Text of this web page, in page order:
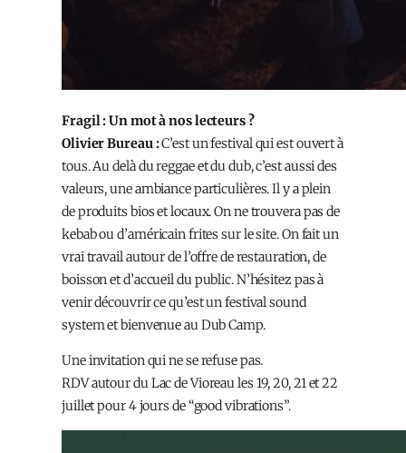
Fragil : Un mot à nos lecteurs ?
Olivier Bureau :C’est un festival qui est ouvert à
tous. Au delà du reggae et du dub, c’est aussi des
valeurs, une ambiance particulières. Il y a plein
de produits bios et locaux. On ne trouvera pas de
kebab ou d’américain frites sur le site. On fait un
vrai travail autour de l’offre de restauration, de
boisson et d’accueil du public. N’hésitez pas à
venir découvrir ce qu’est un festival sound
system et bienvenue au Dub Camp.
Une invitation qui ne se refuse pas.
RDV autour du Lac de Vioreau les 19, 20, 21 et 22
juillet pour 4 jours de “good vibrations”.